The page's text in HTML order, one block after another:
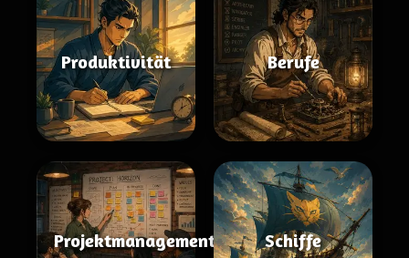
Produktivität Berufe
Projektmanagement Schiffe